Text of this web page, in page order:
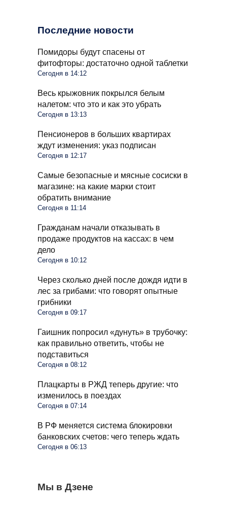
Последние новости
Помидоры будут спасены от
фитофторы: достаточно одной таблетки
Сегодня в 14:12
Весь крыжовник покрылся белым
налетом: что это и как это убрать
Сегодня в 13:13
Пенсионеров в больших квартирах
ждут изменения: указ подписан
Сегодня в 12:17
Самые безопасные и мясные сосиски в
магазине: на какие марки стоит
обратить внимание
Сегодня в 11:14
Гражданам начали отказывать в
продаже продуктов на кассах: в чем
дело
Сегодня в 10:12
Через сколько дней после дождя идти в
лес за грибами: что говорят опытные
грибники
Сегодня в 09:17
Гаишник попросил «дунуть» в трубочку:
как правильно ответить, чтобы не
подставиться
Сегодня в 08:12
Плацкарты в РЖД теперь другие: что
изменилось в поездах
Сегодня в 07:14
В РФ меняется система блокировки
банковских счетов: чего теперь ждать
Сегодня в 06:13
Мы в Дзене
Весь крыжовник покрылся белым
налетом: что это и как это убрать
Пенсионеров в больших квартирах ждут
Самые безопасные и мясные сосиски в